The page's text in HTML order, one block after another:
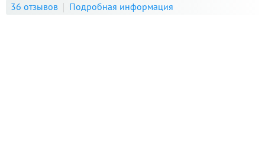
36 отзывов Подробная информация